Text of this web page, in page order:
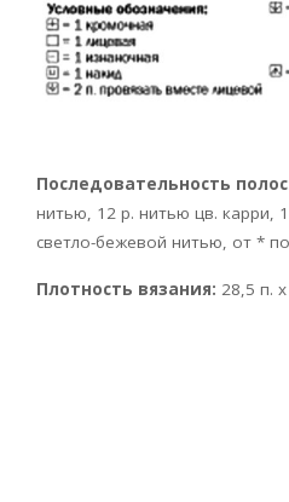
Последовательность
нитью, 12 р. нитью цв. карри,
светло-бежевой нитью, от *
Плотность вязания: 28,5 п.